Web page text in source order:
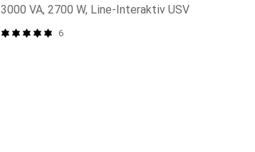
3000 VA, 2700 W, Line-Interaktiv USV
6